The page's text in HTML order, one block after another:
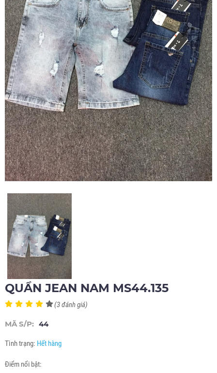
QUẦN JEAN NAM MS44.135
(3 đánh giá)
MÃ S/P: 44
Tình trạng: Hết hàng
Điểm nổi bật: